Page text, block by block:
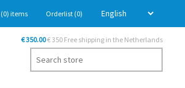
(0) items Orderlist (0)
€ 350.00€ 350 Free shipping in the Netherlands